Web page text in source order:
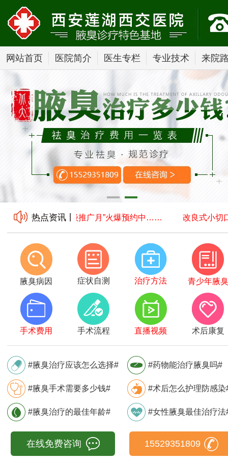
网站首页 医院简介 医生专栏 专业技术 来院
热点资讯丨
腺清除术技术升级推广月”火爆预约中…… 改良式小切
腋臭病因 症状自测 治疗方法 青少年腋臭
手术费用 手术流程 直播视频 术后康复
#腋臭治疗应该怎么选择# #药物能治疗腋臭吗#
#腋臭手术需要多少钱# #术后怎么护理防感染
#腋臭治疗的最佳年龄# #女性腋臭最佳治疗法
在线免费咨询 15529351809